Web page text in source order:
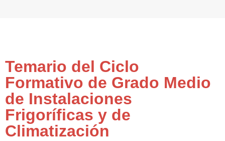
Temario del Ciclo
Formativo de Grado Medio
de Instalaciones
Frigoríficas y de
Climatización